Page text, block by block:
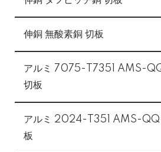
伸銅 無酸素銅 切板
アルミ 7075-T7351 AMS-
切板
アルミ 2024-T351 AMS-
板